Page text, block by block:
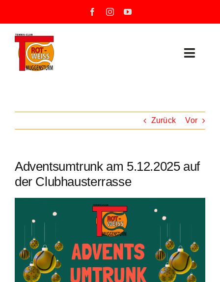
springen
Toggle
Training
Unsere Tennisanlage
Veranstaltungen
Kontakt
Zurück Vor
Adventsumtrunk am 5.12.2025 auf
der Clubhausterrasse
grösseres